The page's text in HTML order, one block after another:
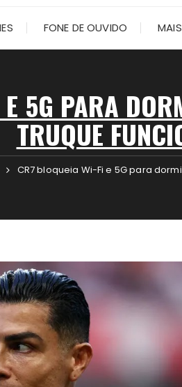
FONE DE OUVIDO
5G PARA
TRUQUE
CR7 bloqueia Wi-Fi e 5G para